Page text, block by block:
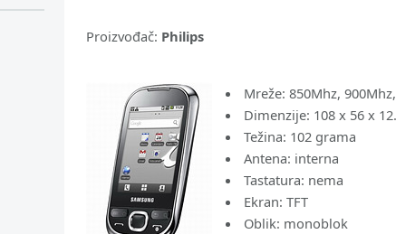
Proizvođač: Philips
Mreže: 850Mhz,
Dimenzije: 108 x 56 x
Težina: 102 grama
Antena: interna
Tastatura: nema
Ekran: TFT
Oblik: monoblok